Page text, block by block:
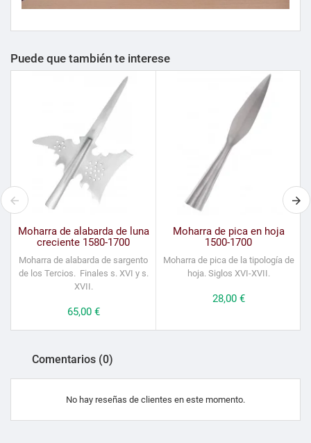
Puede que también te interese
Moharra de alabarda de luna
creciente 1580-1700
Moharra de alabarda de sargento
de los Tercios. Finales s. XVI y s.
XVII.
Precio
65,00 €
Moharra de pica en hoja
1500-1700
Moharra de pica de la tipología de
hoja. Siglos XVI-XVII.
Precio
28,00 €
Comentarios (0)
No hay reseñas de clientes en este momento.